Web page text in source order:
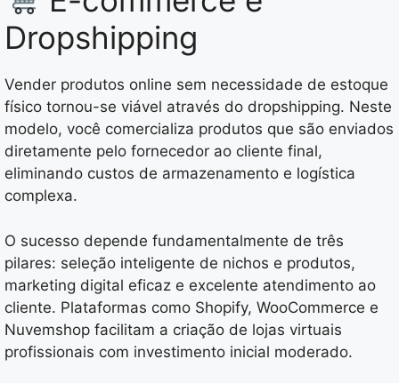
Dropshipping
Vender produtos online sem necessidade de estoque
físico tornou-se viável através do dropshipping. Neste
modelo, você comercializa produtos que são enviados
diretamente pelo fornecedor ao cliente final,
eliminando custos de armazenamento e logística
complexa.
O sucesso depende fundamentalmente de três
pilares: seleção inteligente de nichos e produtos,
marketing digital eficaz e excelente atendimento ao
cliente. Plataformas como Shopify, WooCommerce e
Nuvemshop facilitam a criação de lojas virtuais
profissionais com investimento inicial moderado.